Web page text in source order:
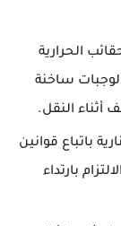
الحرارية
ساخنة
أثناء النقل.
باتباع قوانين
بارتداء